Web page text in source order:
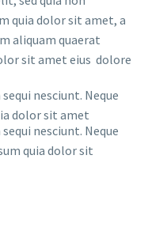
quia dolor sit amet, a
aliquam quaerat
sit amet eius dolore
nesciunt. Neque
dolor sit amet
nesciunt. Neque
quia dolor sit